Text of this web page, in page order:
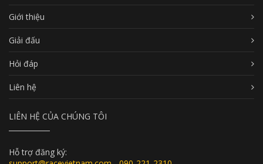
Giới thiệu
Giải đấu
Hỏi đáp
Liên hệ
LIÊN HỆ CỦA CHÚNG TÔI
Hỗ trợ đăng ký: